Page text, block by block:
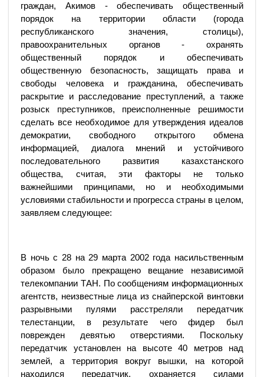
граждан, Акимов - обеспечивать общественный
порядок на территории области (города
республиканского значения, столицы),
правоохранительных органов - охранять
общественный порядок и обеспечивать
общественную безопасность, защищать права и
свободы человека и гражданина, обеспечивать
раскрытие и расследование преступлений, а также
розыск преступников, преисполненные решимости
сделать все необходимое для утверждения идеалов
демократии, свободного открытого обмена
информацией, диалога мнений и устойчивого
последовательного развития казахстанского
общества, считая, эти факторы не только
важнейшими принципами, но и необходимыми
условиями стабильности и прогресса страны в целом,
заявляем следующее:
В ночь с 28 на 29 марта 2002 года насильственным
образом было прекращено вещание независимой
телекомпании ТАН. По сообщениям информационных
агентств, неизвестные лица из снайперской винтовки
разрывными пулями расстреляли передатчик
телестанции, в результате чего фидер был
поврежден девятью отверстиями. Поскольку
передатчик установлен на высоте 40 метров над
землей, а территория вокруг вышки, на которой
находился передатчик, охраняется силами